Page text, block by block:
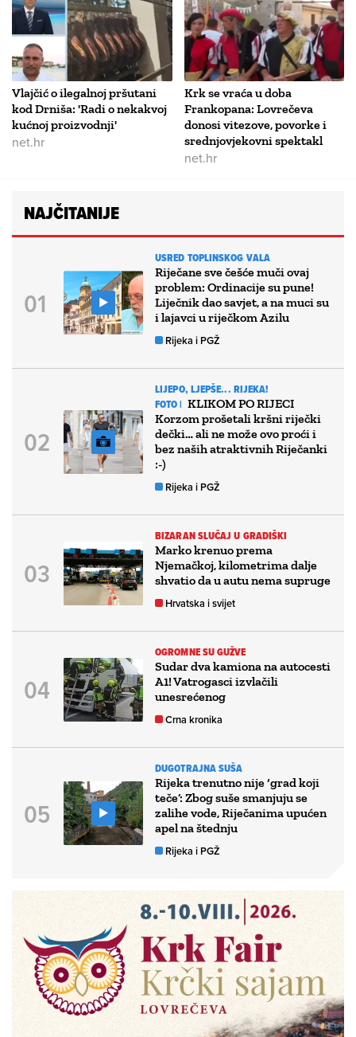
Vlajčić o ilegalnoj pršutani
kod Drniša: 'Radi o nekakvoj
kućnoj proizvodnji'
net.hr
Krk se vraća u doba
Frankopana: Lovrečeva
donosi vitezove, povorke i
srednjovjekovni spektakl
net.hr
NAJČITANIJE
USRED TOPLINSKOG VALA
Riječane sve češće muči ovaj
problem: Ordinacije su pune!
Liječnik dao savjet, a na muci su
i lajavci u riječkom Azilu
Rijeka i PGŽ
LIJEPO, LJEPŠE... RIJEKA!
FOTO | KLIKOM PO RIJECI
Korzom prošetali kršni riječki
dečki… ali ne može ovo proći i
bez naših atraktivnih Riječanki
:-)
Rijeka i PGŽ
BIZARAN SLUČAJ U GRADIŠKI
Marko krenuo prema
Njemačkoj, kilometrima dalje
shvatio da u autu nema supruge
Hrvatska i svijet
OGROMNE SU GUŽVE
Sudar dva kamiona na autocesti
A1! Vatrogasci izvlačili
unesrećenog
Crna kronika
DUGOTRAJNA SUŠA
Rijeka trenutno nije ‘grad koji
teče’: Zbog suše smanjuju se
zalihe vode, Riječanima upućen
apel na štednju
Rijeka i PGŽ